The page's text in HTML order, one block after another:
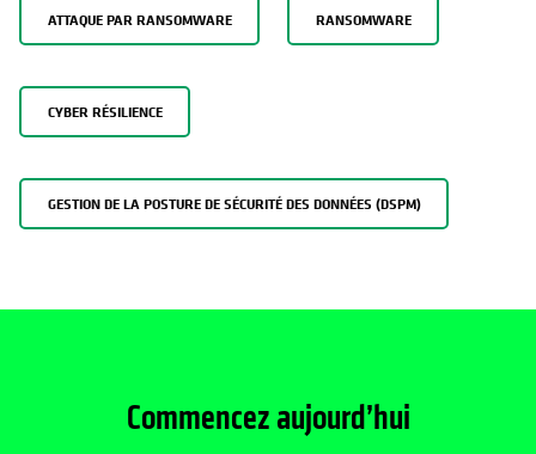
ATTAQUE PAR RANSOMWARE RANSOMWARE
CYBER RÉSILIENCE
GESTION DE LA POSTURE DE SÉCURITÉ DES DONNÉES (DSPM)
Commencez aujourd’hui